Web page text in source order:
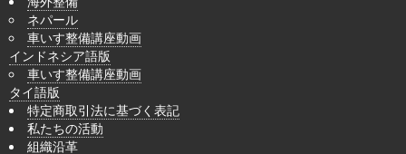
ネパール
車いす整備講座動画
インドネシア語版
車いす整備講座動画
タイ語版
特定商取引法に基づく表記
私たちの活動
組織沿革